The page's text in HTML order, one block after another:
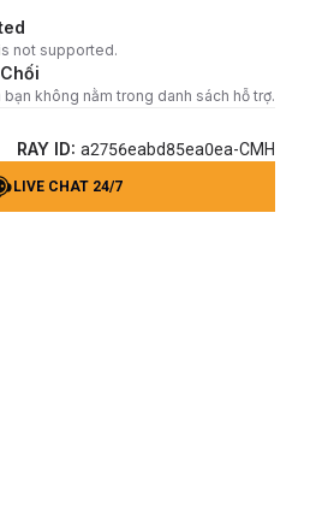
not supported.
bạn không nằm trong danh sách hỗ trợ.
RAY ID: a2756eabd85ea0ea-CMH
LIVE CHAT 24/7